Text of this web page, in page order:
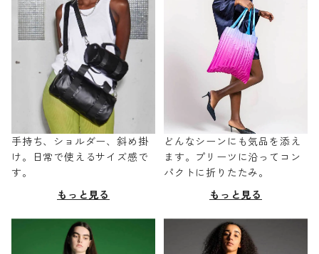
手持ち、ショルダー、斜め掛
け。日常で使えるサイズ感で
す。
もっと見る
どんなシーンにも気品を添え
ます。プリーツに沿ってコン
パクトに折りたたみ。
もっと見る